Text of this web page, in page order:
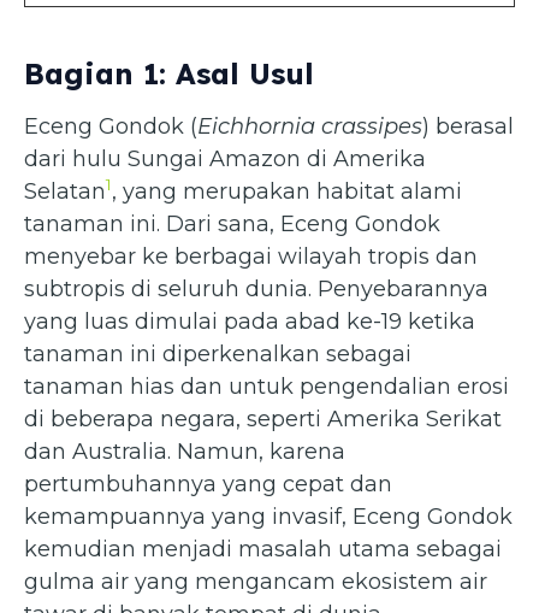
Bagian 1: Asal Usul
Eceng Gondok (Eichhornia crassipes) berasal
dari hulu Sungai Amazon di Amerika
Selatan1, yang merupakan habitat alami
tanaman ini. Dari sana, Eceng Gondok
menyebar ke berbagai wilayah tropis dan
subtropis di seluruh dunia. Penyebarannya
yang luas dimulai pada abad ke-19 ketika
tanaman ini diperkenalkan sebagai
tanaman hias dan untuk pengendalian erosi
di beberapa negara, seperti Amerika Serikat
dan Australia. Namun, karena
pertumbuhannya yang cepat dan
kemampuannya yang invasif, Eceng Gondok
kemudian menjadi masalah utama sebagai
gulma air yang mengancam ekosistem air